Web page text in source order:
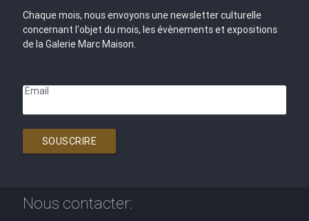
Chaque mois, nous envoyons une newsletter culturelle
concernant l'objet du mois, les évènements et expositions
de la Galerie Marc Maison.
Email
SOUSCRIRE
Nous contacter: